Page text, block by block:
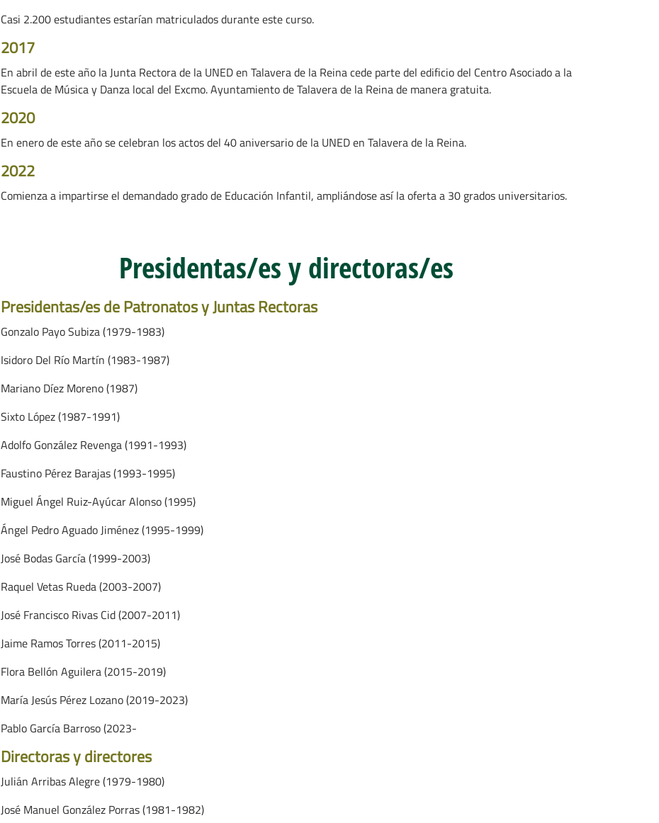
Casi 2.200 estudiantes estarían matriculados durante este curso.
2017
En abril de este año la Junta Rectora de la UNED en Talavera de la Reina cede parte del edificio del Centro Asociado a la
Escuela de Música y Danza local del Excmo. Ayuntamiento de Talavera de la Reina de manera gratuita.
2020
En enero de este año se celebran los actos del 40 aniversario de la UNED en Talavera de la Reina.
2022
Comienza a impartirse el demandado grado de Educación Infantil, ampliándose así la oferta a 30 grados universitarios.
Presidentas/es y directoras/es
Presidentas/es de Patronatos y Juntas Rectoras
Gonzalo Payo Subiza (1979-1983)
Isidoro Del Río Martín (1983-1987)
Mariano Díez Moreno (1987)
Sixto López (1987-1991)
Adolfo González Revenga (1991-1993)
Faustino Pérez Barajas (1993-1995)
Miguel Ángel Ruiz-Ayúcar Alonso (1995)
Ángel Pedro Aguado Jiménez (1995-1999)
José Bodas García (1999-2003)
Raquel Vetas Rueda (2003-2007)
José Francisco Rivas Cid (2007-2011)
Jaime Ramos Torres (2011-2015)
Flora Bellón Aguilera (2015-2019)
María Jesús Pérez Lozano (2019-2023)
Pablo García Barroso (2023-
Directoras y directores
Julián Arribas Alegre (1979-1980)
José Manuel González Porras (1981-1982)